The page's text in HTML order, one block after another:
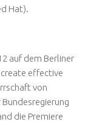
Hat).
auf dem Berliner
effective
von
die Premiere